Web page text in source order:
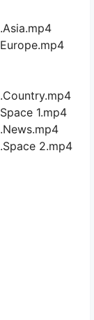
1.mp4
2.mp4